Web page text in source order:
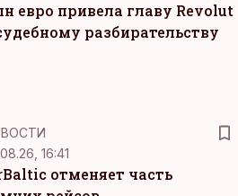
евро привела главу Revolut
разбирательству
16:41
отменяет часть